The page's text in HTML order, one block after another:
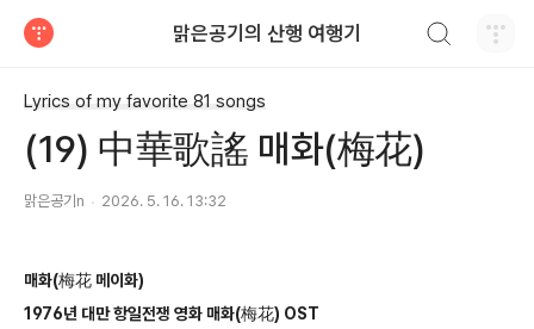
맑은공기의 산행 여행기
Lyrics of my favorite 81 songs
(19) 中華歌謠 매화(梅花)
맑은공기n 2026. 5. 16. 13:32
매화(梅花 메이화)
1976년 대만 항일전쟁 영화 매화(梅花) OST